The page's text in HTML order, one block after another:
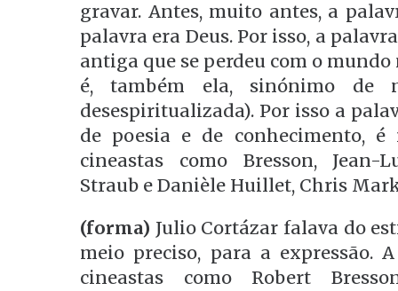
gravar. Antes, muito antes, a
palavra era Deus. Por isso, a
antiga que se perdeu com o
é, também ela, sinónimo de
desespiritualizada). Por isso a
de poesia e de conhecimento,
cineastas como Bresson, Jean-
Straub e Danièle Huillet, Chris
(forma) Julio Cortázar falava do
meio preciso, para a expressão.
cineastas como Robert